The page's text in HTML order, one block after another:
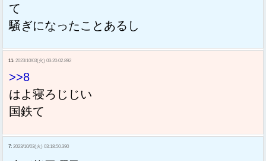
て
騒ぎになったことあるし
11: 2023/10/03(火) 03:20:02.892
>>8
はよ寝ろじじい
国鉄て
7: 2023/10/03(火) 03:18:50.390